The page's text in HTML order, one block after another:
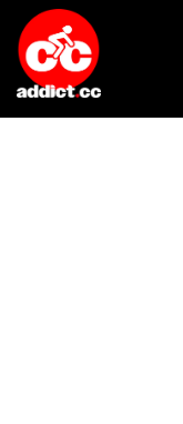
Overslaan naar inhoud